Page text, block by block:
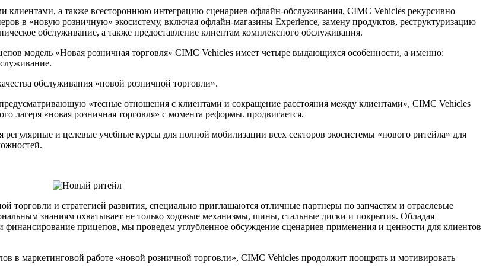
а также всестороннюю интеграцию сценариев офлайн-обслуживания, CIMC Vehicles рекурсивно
в «новую розничную» экосистему, включая офлайн-магазины Experience, замену продуктов, реструктуризацию
обслуживание, а также предоставление клиентам комплексного обслуживания.
модель «Новая розничная торговля» CIMC Vehicles имеет четыре выдающихся особенности, а именно:
обслуживания «новой розничной торговли».
«тесные отношения с клиентами и сокращение расстояния между клиентами», CIMC Vehicles
лагеря «новая розничная торговля» с момента реформы. продвигается.
и целевые учебные курсы для полной мобилизации всех секторов экосистемы «нового ритейла» для
торговли и стратегией развития, специально приглашаются отличные партнеры по запчастям и отраслевые
знаниям охватывает не только ходовые механизмы, шины, стальные диски и покрытия. Обладая
прицепов, мы проведем углубленное обсуждение сценариев применения и ценности для клиентов
в маркетинговой работе «новой розничной торговли», CIMC Vehicles продолжит поощрять и мотивировать